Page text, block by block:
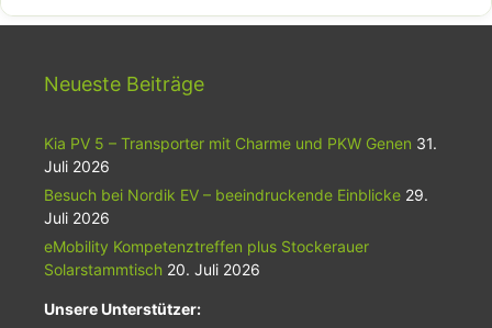
Neueste Beiträge
Kia PV 5 – Transporter mit Charme und PKW Genen 31.
Juli 2026
Besuch bei Nordik EV – beeindruckende Einblicke 29.
Juli 2026
eMobility Kompetenztreffen plus Stockerauer
Solarstammtisch 20. Juli 2026
Unsere Unterstützer: